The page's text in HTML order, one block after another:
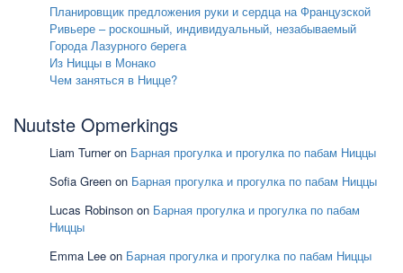
Планировщик предложения руки и сердца на Французской
Ривьере – роскошный, индивидуальный, незабываемый
Города Лазурного берега
Из Ниццы в Монако
Чем заняться в Ницце?
Nuutste Opmerkings
Liam Turneron Барная прогулка и прогулка по пабам Ниццы
Sofia Green on Барная прогулка и прогулка по пабам Ниццы
Lucas Robinson on Барная прогулка и прогулка по пабам
Ниццы
Emma Lee on Барная прогулка и прогулка по пабам Ниццы